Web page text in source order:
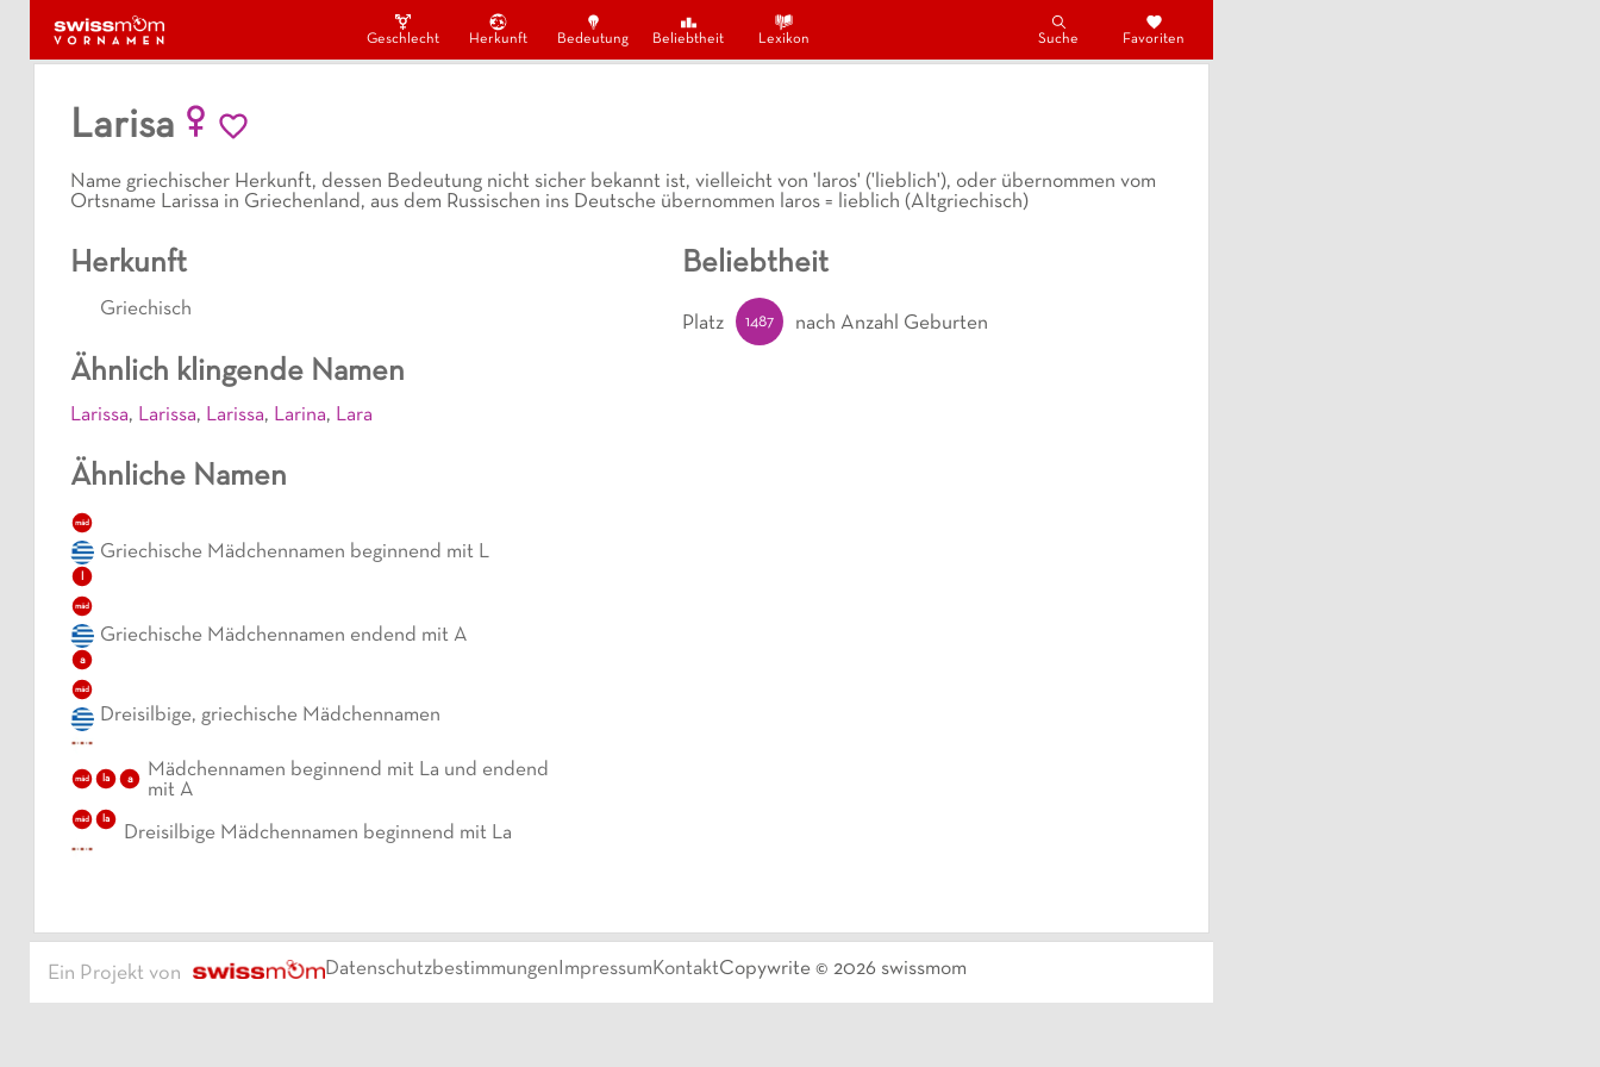
Geschlecht Herkunft Bedeutung Beliebtheit Lexikon Suche Favoriten
Larisa
Name griechischer Herkunft, dessen Bedeutung nicht sicher bekannt ist, vielleicht von 'laros' ('lieblich'), oder übernommen vom
Ortsname Larissa in Griechenland, aus dem Russischen ins Deutsche übernommen laros = lieblich (Altgriechisch)
Herkunft
Griechisch
Ähnlich klingende Namen
Larissa, Larissa, Larissa, Larina, Lara
Ähnliche Namen
mäd
Griechische Mädchennamen beginnend mit L
mäd
a
Griechische Mädchennamen endend mit A
mäd
Dreisilbige, griechische Mädchennamen
mäd la a
Mädchennamen beginnend mit La und endend
mit A
mäd la
Dreisilbige Mädchennamen beginnend mit La
Beliebtheit
Platz 1487 nach Anzahl Geburten
Ein Projekt von DatenschutzbestimmungenImpressumKontaktCopywrite © 2026 swissmom